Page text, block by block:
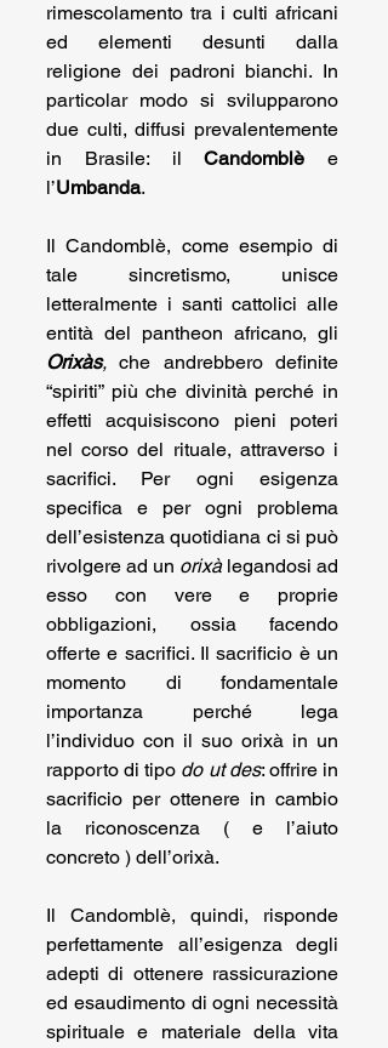
rimescolamento tra i culti africani
ed elementi desunti dalla
religione dei padroni bianchi. In
particolar modo si svilupparono
due culti, diffusi prevalentemente
in Brasile: il Candomblè e
l’Umbanda.
Il Candomblè, come esempio di
tale sincretismo, unisce
letteralmente i santi cattolici alle
Orixàs, che andrebbero definite
“spiriti” più che divinità perché in
effetti acquisiscono pieni poteri
nel corso del rituale, attraverso i
sacrifici. Per ogni esigenza
specifica e per ogni problema
dell’esistenza quotidiana ci si può
rivolgere ad un orixà legandosi ad
esso con vere e proprie
obbligazioni, ossia facendo
offerte e sacrifici. Il sacrificio è un
momento di fondamentale
importanza perché lega
l’individuo con il suo orixà in un
rapporto di tipo do ut des: offrire in
sacrificio per ottenere in cambio
la riconoscenza ( e l’aiuto
concreto ) dell’orixà.
Il Candomblè, quindi, risponde
perfettamente all’esigenza degli
adepti di ottenere rassicurazione
ed esaudimento di ogni necessità
spirituale e materiale della vita